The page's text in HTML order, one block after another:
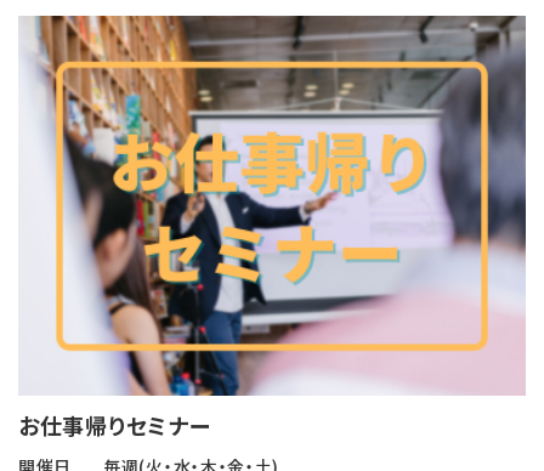
お仕事帰りセミナー
開催日 毎週(火・水・木・金・土)